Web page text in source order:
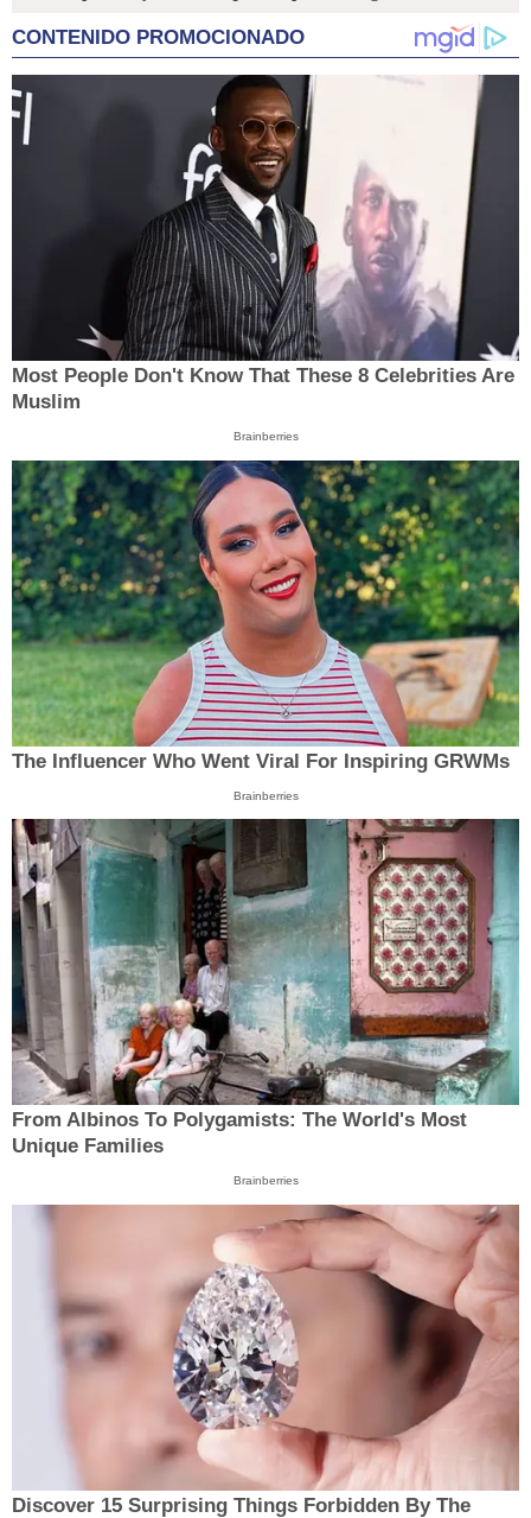
CONTENIDO PROMOCIONADO
Most People Don't Know That These 8 Celebrities Are
Muslim
Brainberries
The Influencer Who Went Viral For Inspiring GRWMs
Brainberries
From Albinos To Polygamists: The World's Most
Unique Families
Brainberries
Discover 15 Surprising Things Forbidden By The